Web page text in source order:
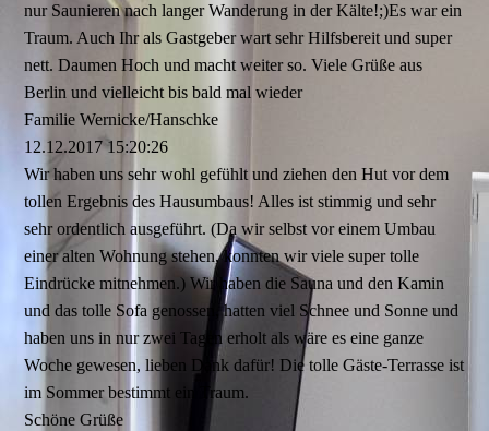
nur Saunieren nach langer Wanderung in der Kälte!;)Es war ein
Traum. Auch Ihr als Gastgeber wart sehr Hilfsbereit und super
nett. Daumen Hoch und macht weiter so. Viele Grüße aus
Berlin und vielleicht bis bald mal wieder
Familie Wernicke/Hanschke
12.12.2017 15:20:26
Wir haben uns sehr wohl gefühlt und ziehen den Hut vor dem
tollen Ergebnis des Hausumbaus! Alles ist stimmig und sehr
sehr ordentlich ausgeführt. (Da wir selbst vor einem Umbau
einer alten Wohnung stehen, konnten wir viele super tolle
Eindrücke mitnehmen.) Wir haben die Sauna und den Kamin
und das tolle Sofa genossen, hatten viel Schnee und Sonne und
haben uns in nur zwei Tagen erholt als wäre es eine ganze
Woche gewesen, lieben Dank dafür! Die tolle Gäste-Terrasse ist
im Sommer bestimmt ein Traum.
Schöne Grüße